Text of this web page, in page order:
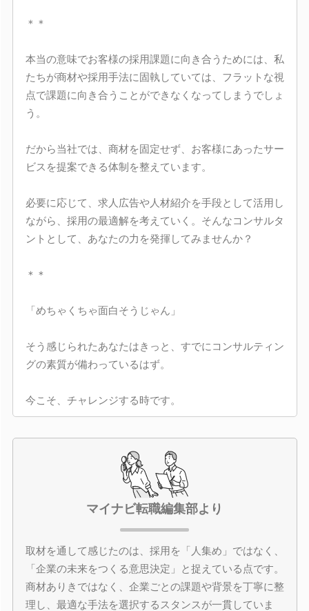
＊＊
本当の意味でお客様の採用課題に向き合うためには、私
たちが商材や採用手法に固執していては、フラットな視
点で課題に向き合うことができなくなってしまうでしょ
う。
だから当社では、商材を固定せず、お客様にあったサー
ビスを提案できる体制を整えています。
必要に応じて、求人広告や人材紹介を手段として活用し
ながら、採用の最適解を考えていく。そんなコンサルタ
ントとして、あなたの力を発揮してみませんか？
＊＊
「めちゃくちゃ面白そうじゃん」
そう感じられたあなたはきっと、すでにコンサルティン
グの素質が備わっているはず。
今こそ、チャレンジする時です。
マイナビ転職編集部より
取材を通して感じたのは、採用を「人集め」ではなく、
「企業の未来をつくる意思決定」と捉えている点です。
商材ありきではなく、企業ごとの課題や背景を丁寧に整
理し、最適な手法を選択するスタンスが一貫していま